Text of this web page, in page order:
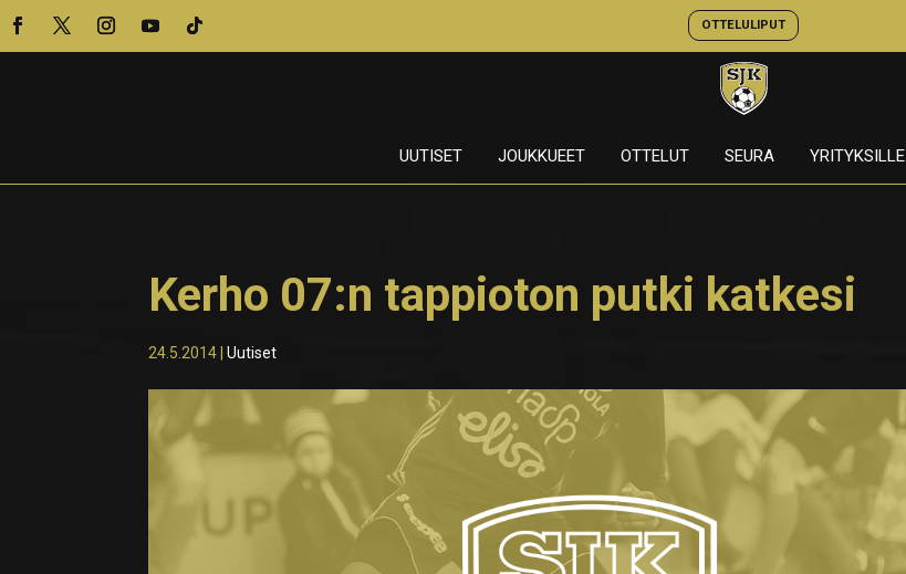
OTTELULIPUT
UUTISET JOUKKUEET OTTELUT SEURA YRITYKSILLE
Kerho 07:n tappioton putki katkesi
24.5.2014 |Uutiset